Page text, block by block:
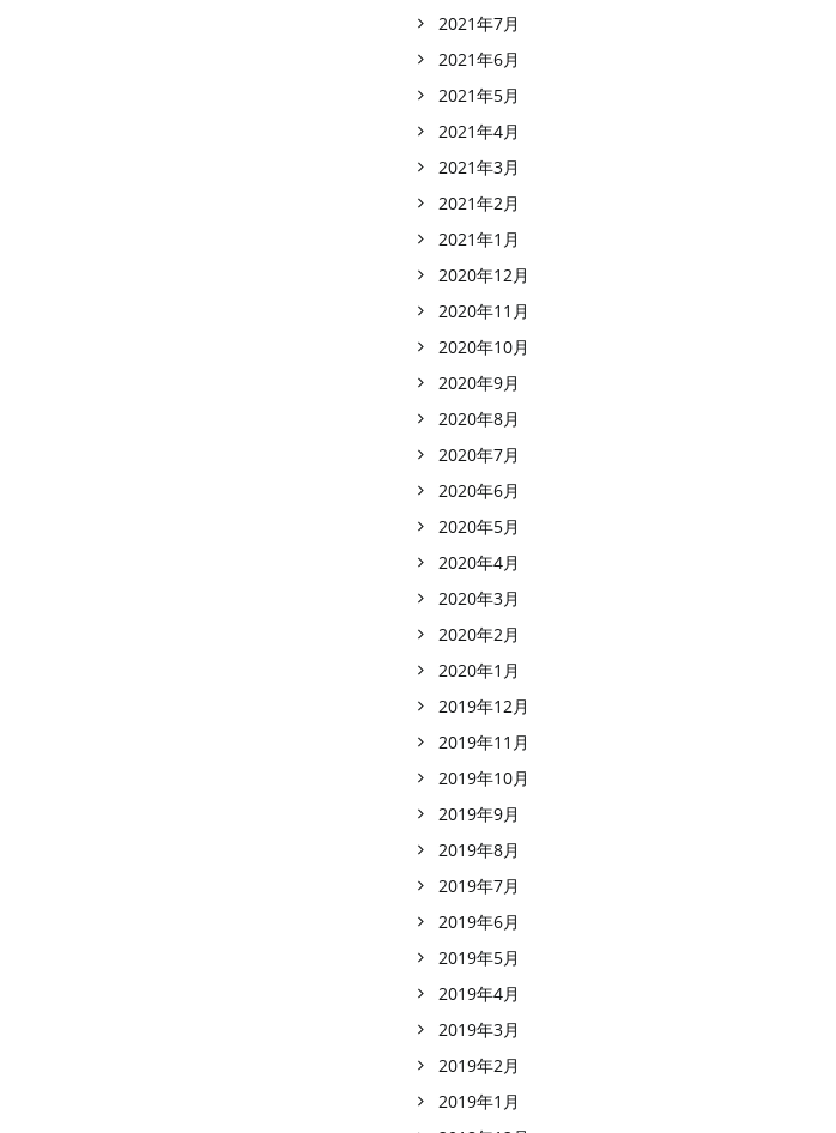
2021年7月
2021年6月
2021年5月
2021年4月
2021年3月
2021年2月
2021年1月
2020年12月
2020年11月
2020年10月
2020年9月
2020年8月
2020年7月
2020年6月
2020年5月
2020年4月
2020年3月
2020年2月
2020年1月
2019年12月
2019年11月
2019年10月
2019年9月
2019年8月
2019年7月
2019年6月
2019年5月
2019年4月
2019年3月
2019年2月
2019年1月